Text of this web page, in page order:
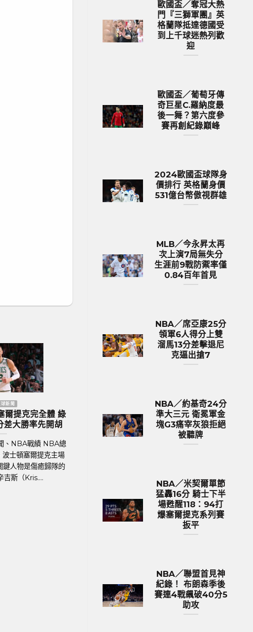
新聞
星C.羅納度最
再創紀錄巔峰
績 2024年歐洲
在德國揭幕，39
度（Cristiano
....
歐洲國家盃 足球新聞
2024歐國盃球隊身價排行 英格蘭身
價531億台幣傲視群雄
足球聯賽體育新聞、足球戰績 在今年德國舉
身價最高的球隊。根據英國體育....
歐國盃／奪冠大熱
門『三獅軍團』英
格蘭隊抵達德國受
到上千球迷熱列歡
迎
歐國盃／葡萄牙傳
奇巨星C.羅納度最
後一舞？第六度參
賽再創紀錄巔峰
2024歐國盃球隊身
價排行 英格蘭身價
531億台幣傲視群雄
MLB／今永昇太再
次上演7局無失分
生涯前9戰防禦率僅
0.84百年首見
NBA／席亞康25分
領軍6人得分上雙
溜馬13分差擊退尼
克逼出搶7
NBA／約基奇24分
準大三元 衛冕軍金
塊G3痛宰灰狼拒絕
被聽牌
NBA／米契爾單節
猛轟16分 騎士下半
場甦醒118：94打
爆塞爾提克系列賽
扳平
NBA／聯盟首見神
紀錄！ 布朗森季後
賽連4戰飆破40分5
助攻